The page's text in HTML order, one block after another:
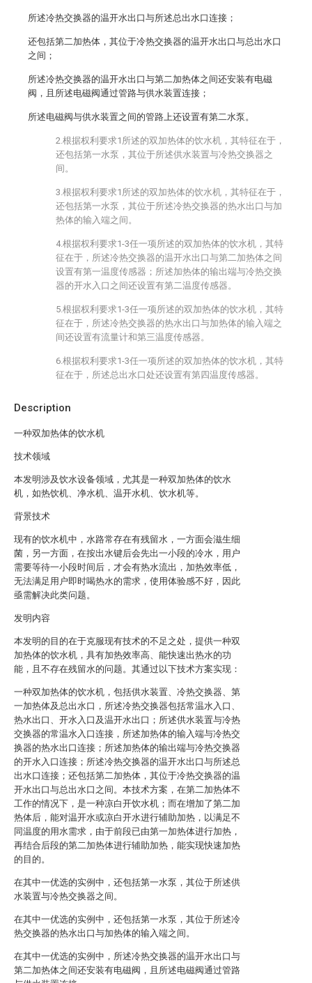
Description
一种双加热体的饮水机
技术领域
本发明涉及饮水设备领域，尤其是一种双加热体的饮水
机，如热饮机、净水机、温开水机、饮水机等。
背景技术
现有的饮水机中，水路常存在有残留水，一方面会滋生细
菌，另一方面，在按出水键后会先出一小段的冷水，用户
需要等待一小段时间后，才会有热水流出，加热效率低，
无法满足用户即时喝热水的需求，使用体验感不好，因此
亟需解决此类问题。
发明内容
本发明的目的在于克服现有技术的不足之处，提供一种双
加热体的饮水机，具有加热效率高、能快速出热水的功
能，且不存在残留水的问题。其通过以下技术方案实现：
一种双加热体的饮水机，包括供水装置、冷热交换器、第
一加热体及总出水口，所述冷热交换器包括常温水入口、
热水出口、开水入口及温开水出口；所述供水装置与冷热
交换器的常温水入口连接，所述加热体的输入端与冷热交
换器的热水出口连接；所述加热体的输出端与冷热交换器
的开水入口连接；所述冷热交换器的温开水出口与所述总
出水口连接；还包括第二加热体，其位于冷热交换器的温
开水出口与总出水口之间。本技术方案，在第二加热体不
工作的情况下，是一种凉白开饮水机；而在增加了第二加
热体后，能对温开水或凉白开水进行辅助加热，以满足不
同温度的用水需求，由于前段已由第一加热体进行加热，
再结合后段的第二加热体进行辅助加热，能实现快速加热
的目的。
在其中一优选的实例中，还包括第一水泵，其位于所述供
水装置与冷热交换器之间。
在其中一优选的实例中，还包括第一水泵，其位于所述冷
热交换器的热水出口与加热体的输入端之间。
在其中一优选的实例中，所述冷热交换器的温开水出口与
第二加热体之间还安装有电磁阀，且所述电磁阀通过管路
所述冷热交换器的温开水出口与所述总出水口连接；
还包括第二加热体，其位于冷热交换器的温开水出口与总出水口
之间；
所述冷热交换器的温开水出口与第二加热体之间还安装有电磁
阀，且所述电磁阀通过管路与供水装置连接；
所述电磁阀与供水装置之间的管路上还设置有第二水泵。
2.根据权利要求1所述的双加热体的饮水机，其特征在于，
还包括第一水泵，其位于所述供水装置与冷热交换器之
间。
3.根据权利要求1所述的双加热体的饮水机，其特征在于，
还包括第一水泵，其位于所述冷热交换器的热水出口与加
热体的输入端之间。
4.根据权利要求1-3任一项所述的双加热体的饮水机，其特
征在于，所述冷热交换器的温开水出口与第二加热体之间
设置有第一温度传感器；所述加热体的输出端与冷热交换
器的开水入口之间还设置有第二温度传感器。
5.根据权利要求1-3任一项所述的双加热体的饮水机，其特
征在于，所述冷热交换器的热水出口与加热体的输入端之
间还设置有流量计和第三温度传感器。
6.根据权利要求1-3任一项所述的双加热体的饮水机，其特
征在于，所述总出水口处还设置有第四温度传感器。